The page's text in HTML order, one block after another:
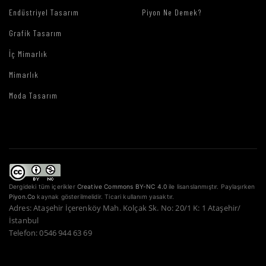
Endüstriyel Tasarım
Grafik Tasarım
İç Mimarlık
Mimarlık
Moda Tasarım
Piyon Ne Demek?
Dergideki tüm içerikler Creative Commons BY-NC 4.0 ile lisanslanmıştır. Paylaşırken
Piyon.Co kaynak gösterilmelidir. Ticari kullanım yasaktır.
Adres: Ataşehir İçerenköy Mah. Kolçak Sk. No: 20/1 K: 1 Ataşehir/
İstanbul
Telefon: 0546 944 63 69